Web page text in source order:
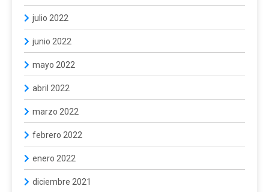
julio 2022
junio 2022
mayo 2022
abril 2022
marzo 2022
febrero 2022
enero 2022
diciembre 2021